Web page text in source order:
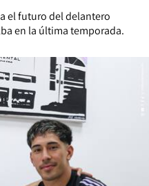
el futuro del delantero
en la última temporada.